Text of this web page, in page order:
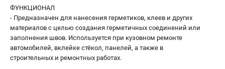
ФУНКЦИОНАЛ
- Предназначен для нанесения герметиков, клеев и других
материалов с целью создания герметичных соединений или
заполнения швов. Используется при кузовном ремонте
автомобилей, вклейке стёкол, панелей, а также в
строительных и ремонтных работах.